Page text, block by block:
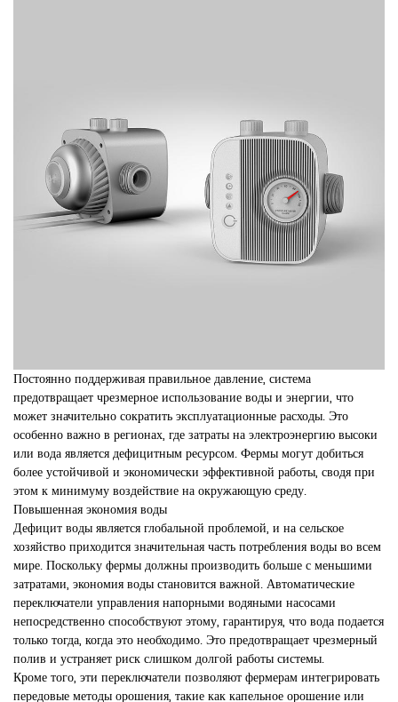
Постоянно поддерживая правильное давление, система
предотвращает чрезмерное использование воды и энергии, что
может значительно сократить эксплуатационные расходы. Это
особенно важно в регионах, где затраты на электроэнергию высоки
или вода является дефицитным ресурсом. Фермы могут добиться
более устойчивой и экономически эффективной работы, сводя при
этом к минимуму воздействие на окружающую среду.
Повышенная экономия воды
Дефицит воды является глобальной проблемой, и на сельское
хозяйство приходится значительная часть потребления воды во всем
мире. Поскольку фермы должны производить больше с меньшими
затратами, экономия воды становится важной. Автоматические
переключатели управления напорными водяными насосами
непосредственно способствуют этому, гарантируя, что вода подается
только тогда, когда это необходимо. Это предотвращает чрезмерный
полив и устраняет риск слишком долгой работы системы.
Кроме того, эти переключатели позволяют фермерам интегрировать
передовые методы орошения, такие как капельное орошение или